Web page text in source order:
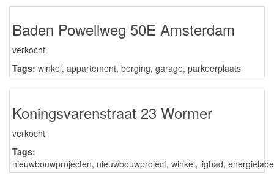
Baden Powellweg 50E Amsterdam
verkocht
Tags: winkel, appartement, berging, garage, parkeerplaats
Koningsvarenstraat 23 Wormer
verkocht
Tags:
nieuwbouwprojecten, nieuwbouwproject, winkel, ligbad,